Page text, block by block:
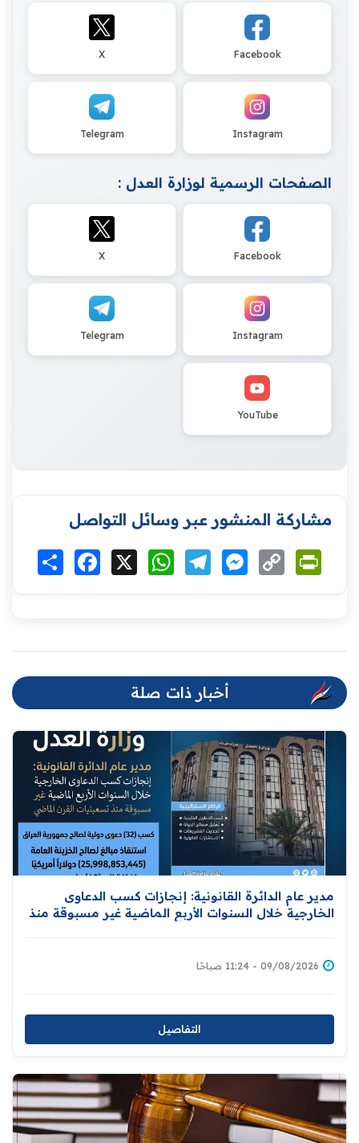
Facebook
X
Instagram
Telegram
الصفحات الرسمية لوزارة العدل :
Facebook
X
Instagram
Telegram
YouTube
مشاركة المنشور عبر وسائل التواصل
انشر Facebook WhatsAppTelegramMessenger
Copy
Link
أخبار ذات صلة
مدير عام الدائرة القانونية: إنجازات كسب الدعاوى
الخارجية خلال السنوات الأربع الماضية غير مسبوقة منذ
09/08/2026 - 11:24 صباحًا
التفاصيل